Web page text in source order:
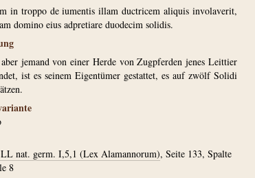
in troppo de iumentis illam ductricem aliquis involaverit,
domino eius adpretiare duodecim solidis.
jemand von einer Herde von Zugpferden jenes Leittier
ist es seinem Eigentümer gestattet, es auf zwölf Solidi
nat. germ. I,5,1 (Lex Alamannorum), Seite 133, Spalte
8